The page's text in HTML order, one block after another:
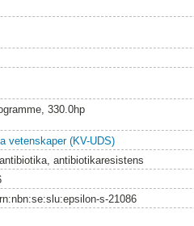
330.0hp
vetenskaper (KV-UDS)
antibiotikaresistens
s-21086